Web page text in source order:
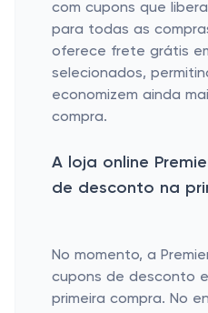
com cupons que
para todas as
oferece frete grátis
selecionados,
economizem ainda
compra.
A loja online
de desconto na
No momento, a
cupons de desconto
primeira compra. No